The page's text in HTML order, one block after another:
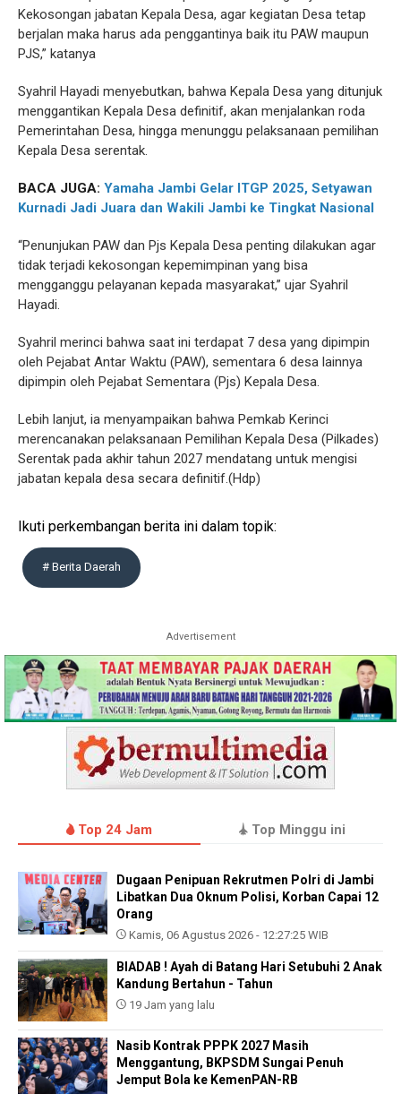
Kekosongan jabatan Kepala Desa, agar kegiatan Desa tetap
berjalan maka harus ada penggantinya baik itu PAW maupun
PJS,” katanya
Syahril Hayadi menyebutkan, bahwa Kepala Desa yang ditunjuk
menggantikan Kepala Desa definitif, akan menjalankan roda
Pemerintahan Desa, hingga menunggu pelaksanaan pemilihan
Kepala Desa serentak.
BACA JUGA: Yamaha Jambi Gelar ITGP 2025, Setyawan
Kurnadi Jadi Juara dan Wakili Jambi ke Tingkat Nasional
“Penunjukan PAW dan Pjs Kepala Desa penting dilakukan agar
tidak terjadi kekosongan kepemimpinan yang bisa
mengganggu pelayanan kepada masyarakat,” ujar Syahril
Hayadi.
Syahril merinci bahwa saat ini terdapat 7 desa yang dipimpin
oleh Pejabat Antar Waktu (PAW), sementara 6 desa lainnya
dipimpin oleh Pejabat Sementara (Pjs) Kepala Desa.
Lebih lanjut, ia menyampaikan bahwa Pemkab Kerinci
merencanakan pelaksanaan Pemilihan Kepala Desa (Pilkades)
Serentak pada akhir tahun 2027 mendatang untuk mengisi
jabatan kepala desa secara definitif.(Hdp)
Ikuti perkembangan berita ini dalam topik:
# Berita Daerah
Advertisement
Top 24 Jam Top Minggu ini
Dugaan Penipuan Rekrutmen Polri di Jambi
Libatkan Dua Oknum Polisi, Korban Capai 12
Orang
Kamis, 06 Agustus 2026 - 12:27:25 WIB
BIADAB ! Ayah di Batang Hari Setubuhi 2 Anak
Kandung Bertahun - Tahun
19 Jam yang lalu
Nasib Kontrak PPPK 2027 Masih
Menggantung, BKPSDM Sungai Penuh
Jemput Bola ke KemenPAN-RB